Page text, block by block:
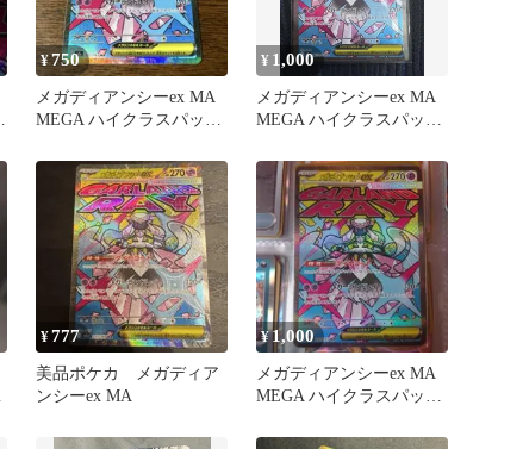
¥750
メガディアンシーex MA
MEGA ハイクラスパック
¥ 1,000
メガディアンシーex MA
MEGA ハイクラスパック
¥777
美品ポケカ メガディア
ンシーex MA
¥1,000
メガディアンシーex MA
MEGA ハイクラスパック